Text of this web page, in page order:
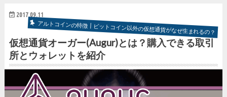
2017.09.11
アルトコインの特徴┃ビットコイン以外の仮想通貨がなぜ生まれるの？
仮想通貨オーガー(Augur)とは？購入できる取引
所とウォレットを紹介